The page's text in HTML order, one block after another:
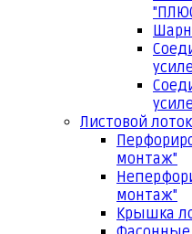
Листовой
монтаж"
монтаж"
Крышка